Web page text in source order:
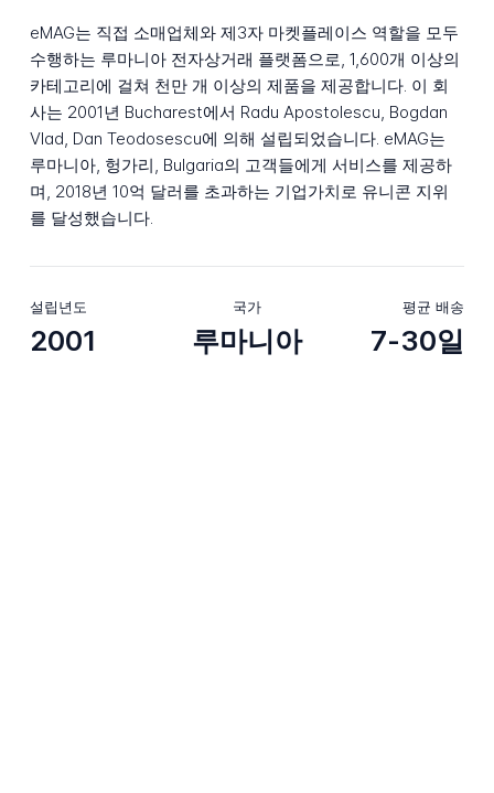
eMAG는 직접 소매업체와 제3자 마켓플레이스 역할을 모두
수행하는 루마니아 전자상거래 플랫폼으로, 1,600개 이상의
카테고리에 걸쳐 천만 개 이상의 제품을 제공합니다. 이 회
사는 2001년 Bucharest에서 Radu Apostolescu, Bogdan
Vlad, Dan Teodosescu에 의해 설립되었습니다. eMAG는
루마니아, 헝가리, Bulgaria의 고객들에게 서비스를 제공하
며, 2018년 10억 달러를 초과하는 기업가치로 유니콘 지위
를 달성했습니다.
설립년도
2001
국가
루마니아
평균 배송
7-30일